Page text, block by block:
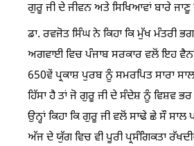
ਗੁਰੂ ਜੀ ਦੇ ਜੀਵਨ ਅਤੇ ਸਿਖਿਆਵਾਂ ਬਾਰੇ ਜਾਣੂ
ਡਾ. ਰਵਜੋਤ ਸਿੰਘ ਨੇ ਕਿਹਾ ਕਿ ਮੁੱਖ ਮੰਤਰੀ
ਅਗਵਾਈ ਵਿਚ ਪੰਜਾਬ ਸਰਕਾਰ ਵਲੋਂ ਇਹ ਵੈਨਾਂ
650ਵੇਂ ਪ੍ਰਕਾਸ਼ ਪੁਰਬ ਨੂੰ ਸਮਰਪਿਤ ਸਾਰਾ
ਹਿੱਸਾ ਹੈ ਤਾਂ ਜੋ ਗੁਰੂ ਜੀ ਦੇ ਸੰਦੇਸ਼ ਨੂੰ ਵਿਸ਼ਵ
ਉਨ੍ਹਾਂ ਕਿਹਾ ਕਿ ਗੁਰੂ ਜੀ ਵਲੋਂ ਸਾਢੇ ਛੇ ਸੌ ਸਾਲ
ਅੱਜ ਦੇ ਯੁੱਗ ਵਿਚ ਵੀ ਪੂਰੀ ਪ੍ਰਸੰਗਿਕਤਾ